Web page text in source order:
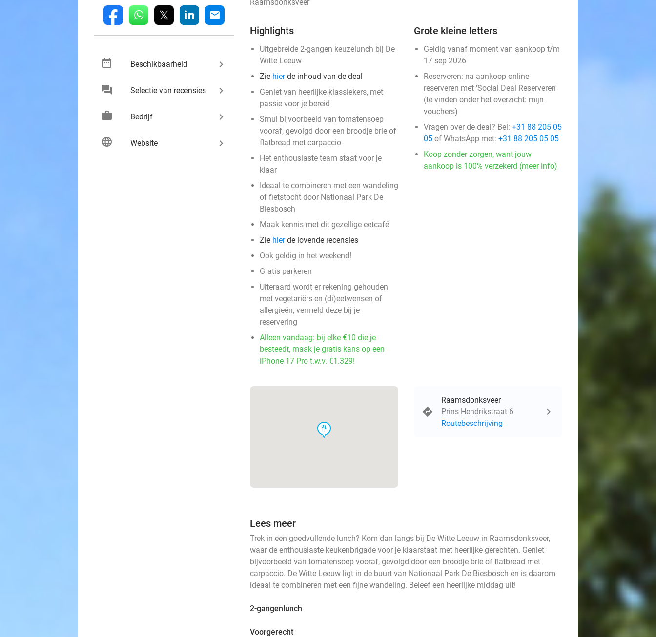
fb whatsapp linkedin mail
date_range Beschikbaarheid keyboard_arrow_right
chat Selectie van recensies keyboard_arrow_right
work Bedrijf keyboard_arrow_right
language Website keyboard_arrow_right
Raamsdonksveer
Highlights
Uitgebreide 2-gangen keuzelunch bij De
Witte Leeuw
Zie hierde inhoud van de deal
Geniet van heerlijke klassiekers, met
passie voor je bereid
Smul bijvoorbeeld van tomatensoep
vooraf, gevolgd door een broodje brie of
flatbread met carpaccio
Het enthousiaste team staat voor je
klaar
Ideaal te combineren met een wandeling
of fietstocht door Nationaal Park De
Biesbosch
Maak kennis met dit gezellige eetcafé
Zie hierde lovende recensies
Ook geldig in het weekend!
Gratis parkeren
Uiteraard wordt er rekening gehouden
met vegetariërs en (di)eetwensen of
allergieën, vermeld deze bij je
reservering
Alleen vandaag: bij elke €10 die je
besteedt, maak je gratis kans op een
iPhone 17 Pro t.w.v. €1.329!
Grote kleine letters
Geldig vanaf moment van aankoop t/m
17 sep 2026
Reserveren: na aankoop online
reserveren met 'Social Deal Reserveren'
(te vinden onder het overzicht: mijn
vouchers)
Vragen over de deal? Bel: +31 88 205 05
05 of WhatsApp met: +31 88 205 05 05
Koop zonder zorgen, want jouw
aankoop is 100% verzekerd (meer info)
food
Raamsdonksveer
Prins Hendrikstraat 6
Routebeschrijving
Lees meer
Trek in een goedvullende lunch? Kom dan langs bij De Witte Leeuw in Raamsdonksveer,
waar de enthousiaste keukenbrigade voor je klaarstaat met heerlijke gerechten. Geniet
bijvoorbeeld van tomatensoep vooraf, gevolgd door een broodje brie of flatbread met
carpaccio. De Witte Leeuw ligt in de buurt van Nationaal Park De Biesbosch en is daarom
ideaal te combineren met een fijne wandeling. Beleef een heerlijke middag uit!
2-gangenlunch
Voorgerecht